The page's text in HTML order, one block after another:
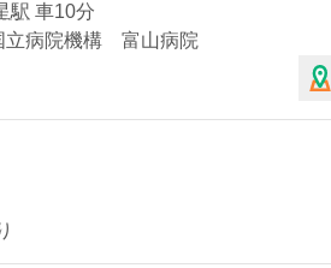
駅 車10分
立病院機構 富山病院